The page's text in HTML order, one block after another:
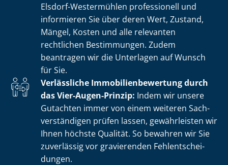
Elsdorf-Westermühlen professionell und
informieren Sie über deren Wert, Zustand,
Mängel, Kosten und alle relevanten
rechtlichen Bestimmungen. Zudem
beantragen wir die Unterlagen auf Wunsch
für Sie.
Verlässliche Im­mo­bi­li­en­be­wer­tung durch
das Vier-Augen-Prinzip: Indem wir unsere
Gutachten immer von einem weiteren Sach­
ver­stän­di­gen prüfen lassen, gewährleisten wir
Ihnen höchste Qualität. So bewahren wir Sie
zuverlässig vor gravierenden Fehl­ent­schei­
dun­gen.